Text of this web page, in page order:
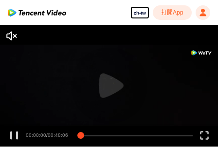
zh-tw 打開App
00:00:00/00:48:06